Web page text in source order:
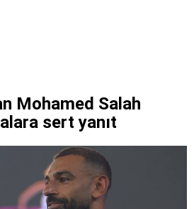
Mohamed Salah
sert yanıt